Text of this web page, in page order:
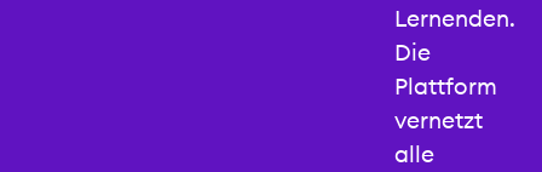
Lernenden.
Die
Plattform
vernetzt
alle